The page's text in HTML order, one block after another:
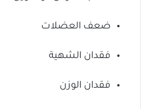
ضعف العضلات
فقدان الشهية
فقدان الوزن